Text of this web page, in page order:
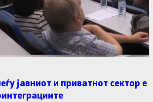
јавниот и приватнот сектор е